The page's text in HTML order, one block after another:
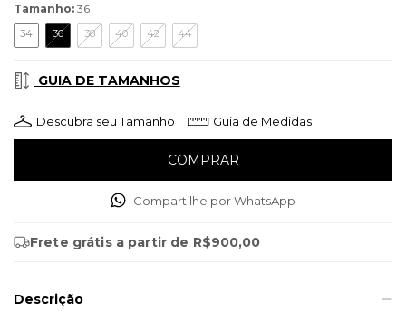
Tamanho: 36
34 36 38 40 42 44
GUIA DE TAMANHOS
Descubra seu Tamanho Guia de Medidas
Compartilhe por WhatsApp
Frete grátis a partir de R$900,00
Descrição